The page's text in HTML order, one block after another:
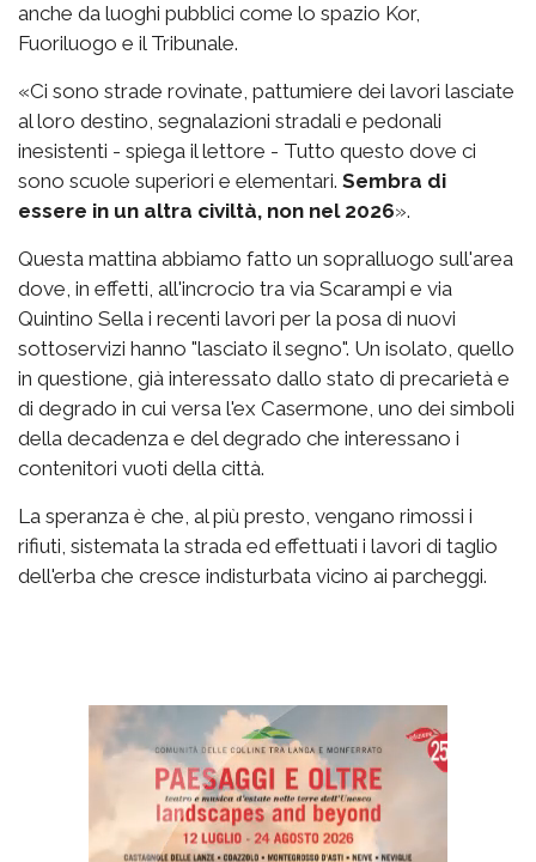
anche da luoghi pubblici come lo spazio Kor,
Fuoriluogo e il Tribunale.
«Ci sono strade rovinate, pattumiere dei lavori lasciate
al loro destino, segnalazioni stradali e pedonali
inesistenti - spiega il lettore - Tutto questo dove ci
sono scuole superiori e elementari. Sembra di
essere in un altra civiltà, non nel 2026».
Questa mattina abbiamo fatto un sopralluogo sull'area
dove, in effetti, all'incrocio tra via Scarampi e via
Quintino Sella i recenti lavori per la posa di nuovi
sottoservizi hanno "lasciato il segno". Un isolato, quello
in questione, già interessato dallo stato di precarietà e
di degrado in cui versa l'ex Casermone, uno dei simboli
della decadenza e del degrado che interessano i
contenitori vuoti della città.
La speranza è che, al più presto, vengano rimossi i
rifiuti, sistemata la strada ed effettuati i lavori di taglio
dell'erba che cresce indisturbata vicino ai parcheggi.